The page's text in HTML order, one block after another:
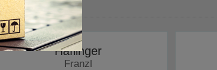
Haflinger
Franzl